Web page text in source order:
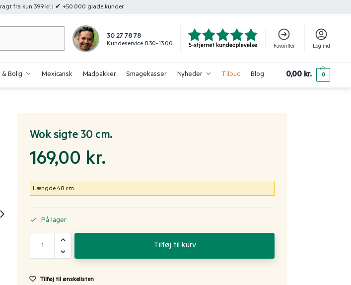
fra kun 399 kr. | ✔ +50.000 glade kunder
30 27 78 78
Kundeservice 8.30-13.00 Favoritter Log ind
& Bolig Mexicansk Madpakker Smagekasser Nyheder Tilbud Blog 0,00 kr. 0
Wok sigte 30 cm.
169,00 kr.
Længde 48 cm.
På lager
Tilføj til kurv
Tilføj til ønskelisten